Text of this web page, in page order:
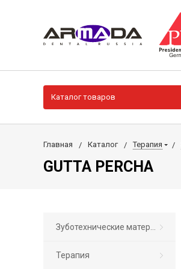
Каталог товаров
Главная Каталог Терапия
GUTTA PERCHA
Терапия